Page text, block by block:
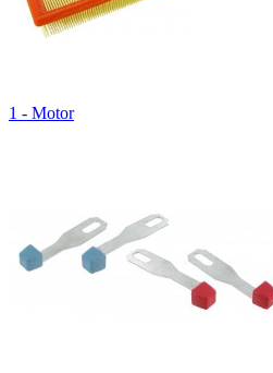
1 - Motor